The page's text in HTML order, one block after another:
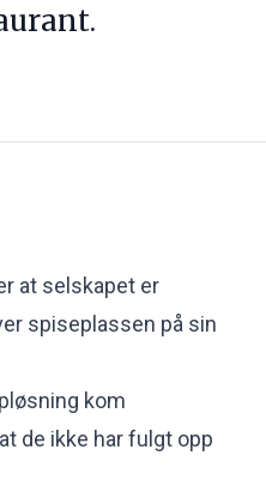
at selskapet er
spiseplassen på sin
kom
de ikke har fulgt opp